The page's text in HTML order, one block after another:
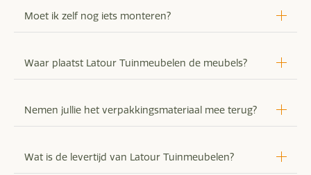
Moet ik zelf nog iets monteren?
Waar plaatst Latour Tuinmeubelen de meubels?
Nemen jullie het verpakkingsmateriaal mee terug?
Wat is de levertijd van Latour Tuinmeubelen?